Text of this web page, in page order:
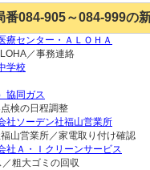
番084-905～084-999の
療センター・ＡＬＯＨＡ
／事務連絡
学校
協同ガス
検の日程調整
社ソーデン社福山営業所
山営業所／家電取り付け確認
社Ａ・Ｉクリーンサービス
粗大ゴミの回収